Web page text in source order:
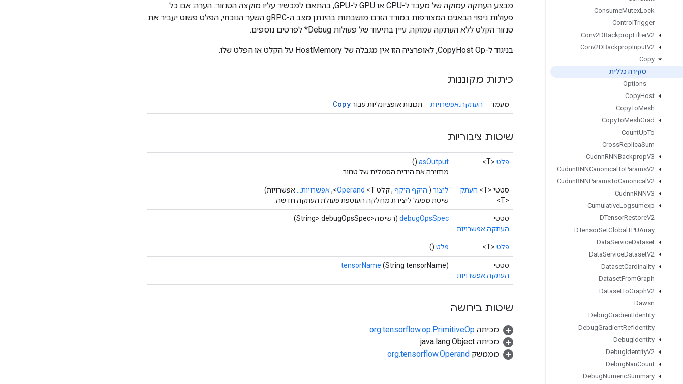
ConsumeMutexLock
Control Trigger
Conv2DBackpropFilterV2
Conv2DBackpropInputV2
Copy
סקירה כללית
Options
CopyHost
CopyToMesh
CopyToMeshGrad
CountUpTo
CrossReplicaSum
CudnnRNNBackpropV3
CudnnRNNCanonical ToParamsV2
CudnnRNNParamsToCanonical V2
CudnnRNNV3
CumulativeLogsumexp
DTensorRestoreV2
DTensorSetGlobal TPUArray
DataServiceDataset
DataServiceDatasetV2
DatasetCardinality
DatasetFromGraph
DatasetToGraphV2
Dawsn
DebugGradientIdentity
DebugGradientRefIdentity
DebugIdentity
DebugIdentityV2
DebugNanCount
DebugNumericSummary
מבצע העתקה עמוקה של מעבד ל-CPU או GPU ל-GPU, בהתאם למכשיר עליו מוקצה הטנזור. הערה: אם כל
פעולות ניפוי הבאגים המצורפות במורד הזרם מושבתות בהינתן מצב ה-gRPC השער הנוכחי, הפלט פשוט יעביר את
טנזור הקלט ללא העתקה עמוקה. עיין בתיעוד של פעולות Debug* לפרטים נוספים.
בניגוד ל-CopyHost Op, לאופרציה הזו אין מגבלה של HostMemory על הקלט או הפלט שלו.
כיתות מקוננות
מעמד העתקה.אפשרויות תכונות אופציונליות עבורCopy
שיטות ציבוריות
פלט <T>
asOutput
()
מחזירה את הידית הסמלית של טנזור.
סטטי <T>
העתק
<T>
ליצור ( היקף היקף , קלט Operand <T>, אפשרויות...
אפשרויות)
שיטת מפעל ליצירת מחלקה העוטפת פעולת העתקה חדשה.
סטטי
העתקה.אפשרויות
debugOpsSpec (רשימה<String> debugOpsSpec)
פלט <T> פלט ()
סטטי
העתקה.אפשרויות
tensorName (String tensorName)
שיטות בירושה
מכיתה org.tensorflow.op.PrimitiveOp
מכיתה java.lang.Object
מממשק org.tensorflow.Operand